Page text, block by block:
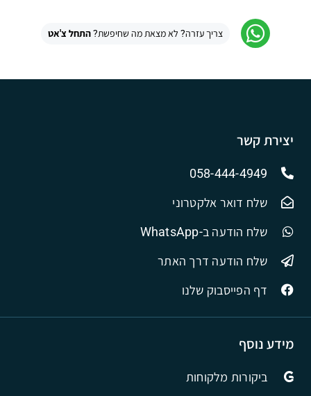
צריך עזרה? לא מצאת מה שחיפשת?התחל צ'אט
מידע נוסף
ביקורות מלקוחות
יצירת קשר
058-444-4949
שלח דואר אלקטרוני
שלח הודעה ב-WhatsApp
שלח הודעה דרך האתר
דף הפייסבוק שלנו